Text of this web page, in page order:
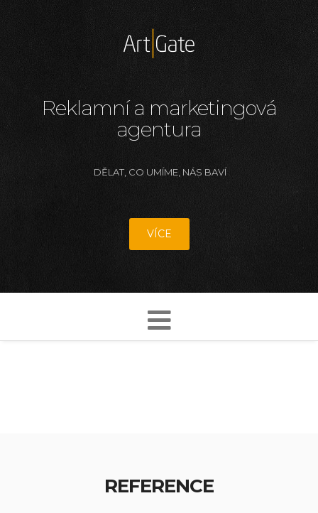
Reklamní a marketingová
agentura
DĚLAT, CO UMÍME, NÁS BAVÍ
VÍCE
REFERENCE